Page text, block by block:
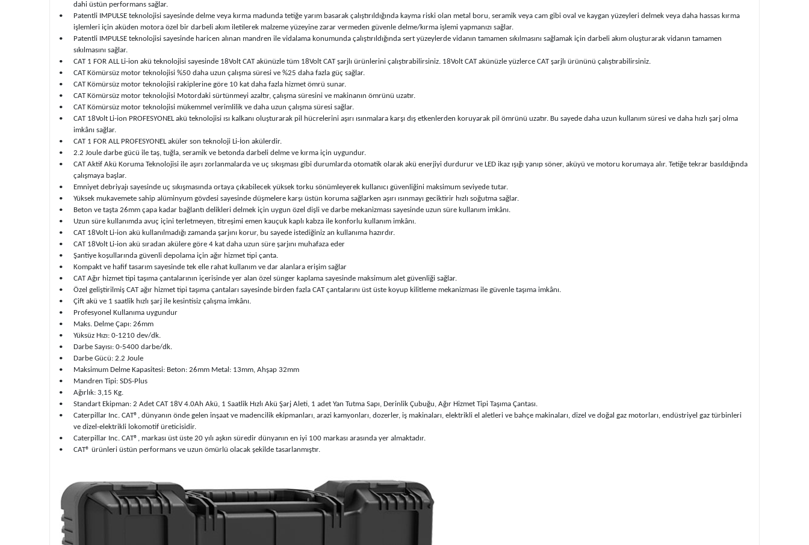
dahi üstün performans sağlar.
•
Patentli IMPULSE teknolojisi sayesinde delme veya kırma madunda tetiğe yarım basarak çalıştırıldığında kayma riski olan metal boru, seramik veya cam gibi oval ve kaygan yüzeyleri delmek veya daha hassas kırma
işlemleri için aküden motora özel bir darbeli akım iletilerek malzeme yüzeyine zarar vermeden güvenle delme/kırma işlemi yapmanızı sağlar.
•
Patentli IMPULSE teknolojisi sayesinde haricen alınan mandren ile vidalama konumunda çalıştırıldığında sert yüzeylerde vidanın tamamen sıkılmasını sağlamak için darbeli akım oluşturarak vidanın tamamen
sıkılmasını sağlar.
•
CAT 1 FOR ALL Li-ion akü teknolojisi sayesinde 18Volt CAT akünüzle tüm 18Volt CAT şarjlı ürünlerini çalıştırabilirsiniz. 18Volt CAT akünüzle yüzlerce CAT şarjlı ürününü çalıştırabilirsiniz.
•
CAT Kömürsüz motor teknolojisi %50 daha uzun çalışma süresi ve %25 daha fazla güç sağlar.
•
CAT Kömürsüz motor teknolojisi rakiplerine göre 10 kat daha fazla hizmet ömrü sunar.
•
CAT Kömürsüz motor teknolojisi Motordaki sürtünmeyi azaltır, çalışma süresini ve makinanın ömrünü uzatır.
•
CAT Kömürsüz motor teknolojisi mükemmel verimlilik ve daha uzun çalışma süresi sağlar.
•
CAT 18Volt Li-ion PROFESYONEL akü teknolojisi ısı kalkanı oluşturarak pil hücrelerini aşırı ısınmalara karşı dış etkenlerden koruyarak pil ömrünü uzatır. Bu sayede daha uzun kullanım süresi ve daha hızlı şarj olma
imkânı sağlar.
•
CAT 1 FOR ALL PROFESYONEL aküler son teknoloji Li-İon akülerdir.
•
2.2 Joule darbe gücü ile taş, tuğla, seramik ve betonda darbeli delme ve kırma için uygundur.
•
CAT Aktif Akü Koruma Teknolojisi ile aşırı zorlanmalarda ve uç sıkışması gibi durumlarda otomatik olarak akü enerjiyi durdurur ve LED ikaz ışığı yanıp söner, aküyü ve motoru korumaya alır. Tetiğe tekrar basıldığında
çalışmaya başlar.
•
Emniyet debriyajı sayesinde uç sıkışmasında ortaya çıkabilecek yüksek torku sönümleyerek kullanıcı güvenliğini maksimum seviyede tutar.
•
Yüksek mukavemete sahip alüminyum gövdesi sayesinde düşmelere karşı üstün koruma sağlarken aşırı ısınmayı geciktirir hızlı soğutma sağlar.
•
Beton ve taşta 26mm çapa kadar bağlantı delikleri delmek için uygun özel dişli ve darbe mekanizması sayesinde uzun süre kullanım imkânı.
•
Uzun süre kullanımda avuç içini terletmeyen, titreşimi emen kauçuk kaplı kabza ile konforlu kullanım imkânı.
•
CAT 18Volt Li-ion akü kullanılmadığı zamanda şarjını korur, bu sayede istediğiniz an kullanıma hazırdır.
•
CAT 18Volt Li-ion akü sıradan akülere göre 4 kat daha uzun süre şarjını muhafaza eder
•
Şantiye koşullarında güvenli depolama için ağır hizmet tipi çanta.
•
Kompakt ve hafif tasarım sayesinde tek elle rahat kullanım ve dar alanlara erişim sağlar
•
CAT Ağır hizmet tipi taşıma çantalarının içerisinde yer alan özel sünger kaplama sayesinde maksimum alet güvenliği sağlar.
•
Özel geliştirilmiş CAT ağır hizmet tipi taşıma çantaları sayesinde birden fazla CAT çantalarını üst üste koyup kilitleme mekanizması ile güvenle taşıma imkânı.
•
Çift akü ve 1 saatlik hızlı şarj ile kesintisiz çalışma imkânı.
•
Profesyonel Kullanıma uygundur
•
Maks. Delme Çapı: 26mm
•
Yüksüz Hızı: 0-1210 dev/dk.
•
Darbe Sayısı: 0-5400 darbe/dk.
•
Darbe Gücü: 2.2 Joule
•
Maksimum Delme Kapasitesi: Beton: 26mm Metal: 13mm, Ahşap 32mm
•
Mandren Tipi: SDS-Plus
•
Ağırlık: 3,15 Kg.
•
Standart Ekipman: 2 Adet CAT 18V 4.0Ah Akü, 1 Saatlik Hızlı Akü Şarj Aleti, 1 adet Yan Tutma Sapı, Derinlik Çubuğu, Ağır Hizmet Tipi Taşıma Çantası.
•
Caterpillar Inc. CAT®, dünyanın önde gelen inşaat ve madencilik ekipmanları, arazi kamyonları, dozerler, iş makinaları, elektrikli el aletleri ve bahçe makinaları, dizel ve doğal gaz motorları, endüstriyel gaz türbinleri
ve dizel-elektrikli lokomotif üreticisidir.
•
Caterpillar Inc. CAT®, markası üst üste 20 yılı aşkın süredir dünyanın en iyi 100 markası arasında yer almaktadır.
•
CAT® ürünleri üstün performans ve uzun ömürlü olacak şekilde tasarlanmıştır.